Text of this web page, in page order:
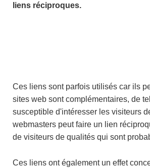
liens réciproques.
Ces liens sont parfois utilisés car ils
sites web sont complémentaires, de
susceptible d'intéresser les visiteurs
webmasters peut faire un lien
de visiteurs de qualités qui sont
Ces liens ont également un effet